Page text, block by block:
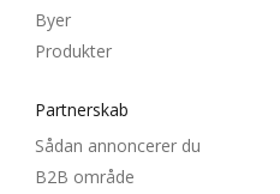
Byer
Produkter
Partnerskab
Sådan annoncerer du
B2B område